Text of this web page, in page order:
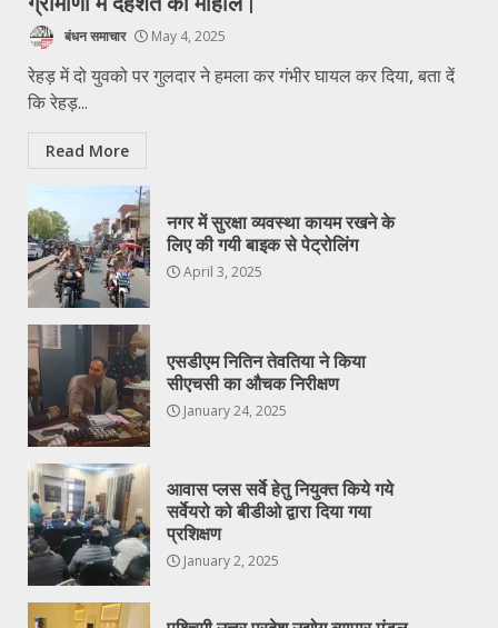
बंधन समाचार May 4, 2025
रेहड़ में दो युवको पर गुलदार ने हमला कर गंभीर घायल कर दिया, बता दें
कि रेहड़...
Read More
नगर में सुरक्षा व्यवस्था कायम रखने के
लिए की गयी बाइक से पेट्रोलिंग
April 3, 2025
एसडीएम नितिन तेवतिया ने किया
सीएचसी का औचक निरीक्षण
January 24, 2025
आवास प्लस सर्वे हेतु नियुक्त किये गये
सर्वेयरो को बीडीओ द्वारा दिया गया
प्रशिक्षण
January 2, 2025